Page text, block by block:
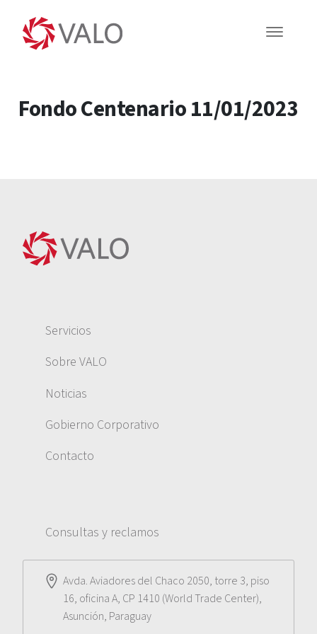
Fondo Centenario 11/01/2023
Servicios
Sobre VALO
Noticias
Gobierno Corporativo
Contacto
Consultas y reclamos
Avda. Aviadores del Chaco 2050, torre 3, piso
16, oficina A, CP 1410 (World Trade Center),
Asunción, Paraguay